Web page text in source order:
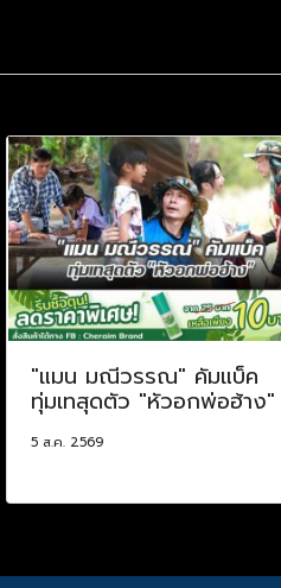
"แมน มณีวรรณ" คัมแบ็ค
ทุ่มเทสุดตัว "หัวอกพ่อฮ้าง"
5 ส.ค. 2569